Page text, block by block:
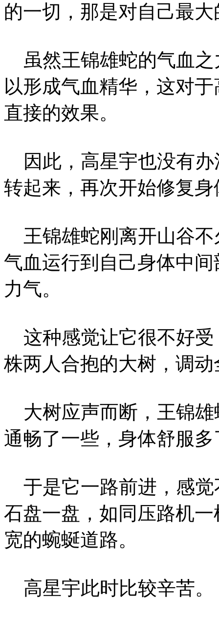
的一切，那是对自己最
虽然王锦雄蛇的气血之
以形成气血精华，这对
直接的效果。
因此，高星宇也没有办
转起来，再次开始修复身
王锦雄蛇刚离开山谷不
气血运行到自己身体中
力气。
这种感觉让它很不好受
株两人合抱的大树，调
大树应声而断，王锦雄
通畅了一些，身体舒服多
于是它一路前进，感觉
石盘一盘，如同压路机
宽的蜿蜒道路。
高星宇此时比较辛苦。